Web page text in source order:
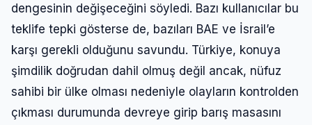
dengesinin değişeceğini söyledi. Bazı kullanıcılar bu
teklife tepki gösterse de, bazıları BAE ve İsrail’e
karşı gerekli olduğunu savundu. Türkiye, konuya
şimdilik doğrudan dahil olmuş değil ancak, nüfuz
sahibi bir ülke olması nedeniyle olayların kontrolden
çıkması durumunda devreye girip barış masasını